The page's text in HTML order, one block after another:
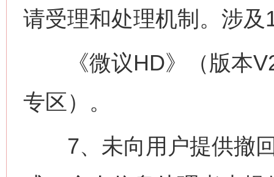
请受理和处理机制。涉
《微议HD》（版本
专区）。
7、未向用户提供撤回